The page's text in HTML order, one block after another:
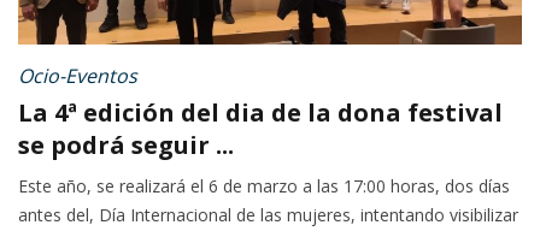
Ocio-Eventos
La 4ª edición del dia de la dona festival
se podrá seguir ...
Este año, se realizará el 6 de marzo a las 17:00 horas, dos días
antes del, Día Internacional de las mujeres, intentando visibilizar